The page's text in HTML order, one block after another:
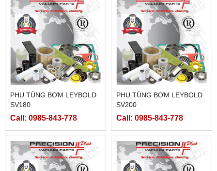
PHỤ TÙNG BƠM LEYBOLD
SV180
Call: 0985-843-778
PHỤ TÙNG BƠM LEYBOLD
SV200
Call: 0985-843-778